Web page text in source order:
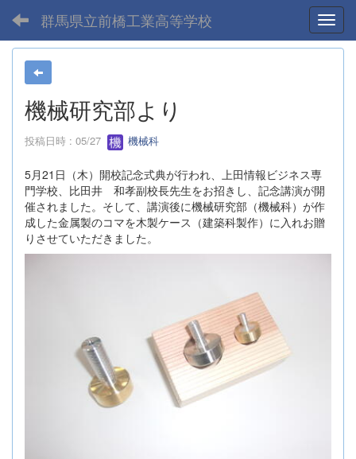
群馬県立前橋工業高等学校
機械研究部より
投稿日時 : 05/27 機械科
5月21日（木）開校記念式典が行われ、上田情報ビジネス専
門学校、比田井 和孝副校長先生をお招きし、記念講演が開
催されました。そして、講演後に機械研究部（機械科）が作
成した金属製のコマを木製ケース（建築科製作）に入れお贈
りさせていただきました。